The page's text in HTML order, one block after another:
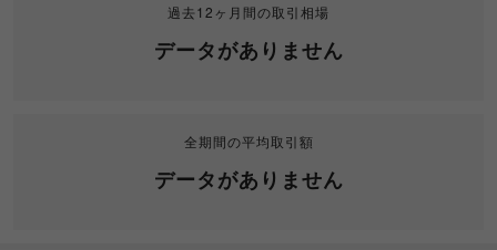
過去12ヶ月間の取引相場
データがありません
全期間の平均取引額
データがありません